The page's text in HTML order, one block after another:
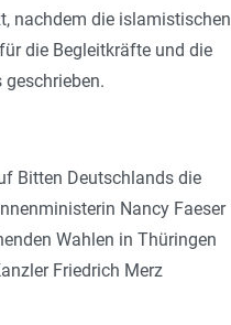
nachdem die islamistischen
die Begleitkräfte und die
Bitten Deutschlands die
Nancy Faeser
Wahlen in Thüringen
Friedrich Merz